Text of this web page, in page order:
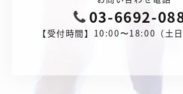
03-6692-
【受付時間】10:00〜18:00（土日